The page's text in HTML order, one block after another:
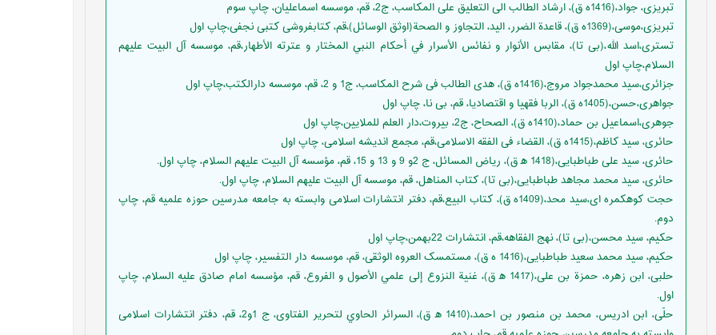
تبریزی، جواد،(1416ه ق)، ارشاد الطالب الی التعلیق علی المکاسب، ج2، قم، موسسه اسماعلیان، چاپ سوم
تبریزی،موسی،(1369ه ق)، قاعدة الضرر، اليد، التجاوز و الصحة(اوثق الوسائل)،قم، کتابفروشی کتبی نجفی،چاپ اول
تستری،اسد الله،(بی تا)، مقابس الأنوار و نفائس الأسرار في أحكام النبي المختار و عترته الأطهار‌،قم، موسسه آل البیت علیهم
السلام،چاپ اول
جزائری،سید محمدجواد مروج،(1416ه ق)، هدی الطالب فی شرح المکاسب، ج1 و 2، قم، موسسه دارالکتب،چاپ اول
جواهری،حسن،(1405ه ق)، الربا فقهیا و اقتصادیا، قم، بی نا، چاپ اول
جوهری،اسماعیل بن حماد،(1410ه ق)، الصحاح، ج2، بیروت،دار العلم للملایین،چاپ اول
حائری، سید کاظم،(1415ه ق)، القضاء فی الفقه الاسلامی،قم، مجمع اندیشه اسلامی، چاپ اول
حائرى، سيد على طباطبايى،(1418 ه‍ ق)، رياض المسائل، ج 2و 9 و 13 و 15، قم، مؤسسه آل البيت عليهم السلام، چاپ اول.
حائرى، سيد محمد مجاهد طباطبايى‌،(بی تا)، کتاب المناهل، قم، موسسه آل البيت عليهم السلام، چاپ اول.
حجت کوهکمره ای،سید محد،(1409ه ق)، کتاب البیع،قم، دفتر انتشارات اسلامى وابسته به جامعه مدرسين حوزه علميه قم، چاپ
دوم.
حکیم، سید محسن،(بی تا)، نهج الفقاهه،قم، انتشارات 22بهمن،چاپ اول
حكيم، سيد محمد سعيد طباطبايى،(1416 ه ق)، مستمسک العروه الوثقی، قم، موسسه دار التفسیر، چاپ اول
حلبى، ابن زهره، حمزة بن على،(1417 ه‍ ق)، غنية النزوع إلى علمي الأصول و الفروع، قم، مؤسسه امام صادق عليه السلام، چاپ
اول.
حلّى، ابن ادريس، محمد بن منصور بن احمد،(1410 ه‍ ق)، السرائر الحاوي لتحرير الفتاوى، ج 1و2، قم، دفتر انتشارات اسلامى